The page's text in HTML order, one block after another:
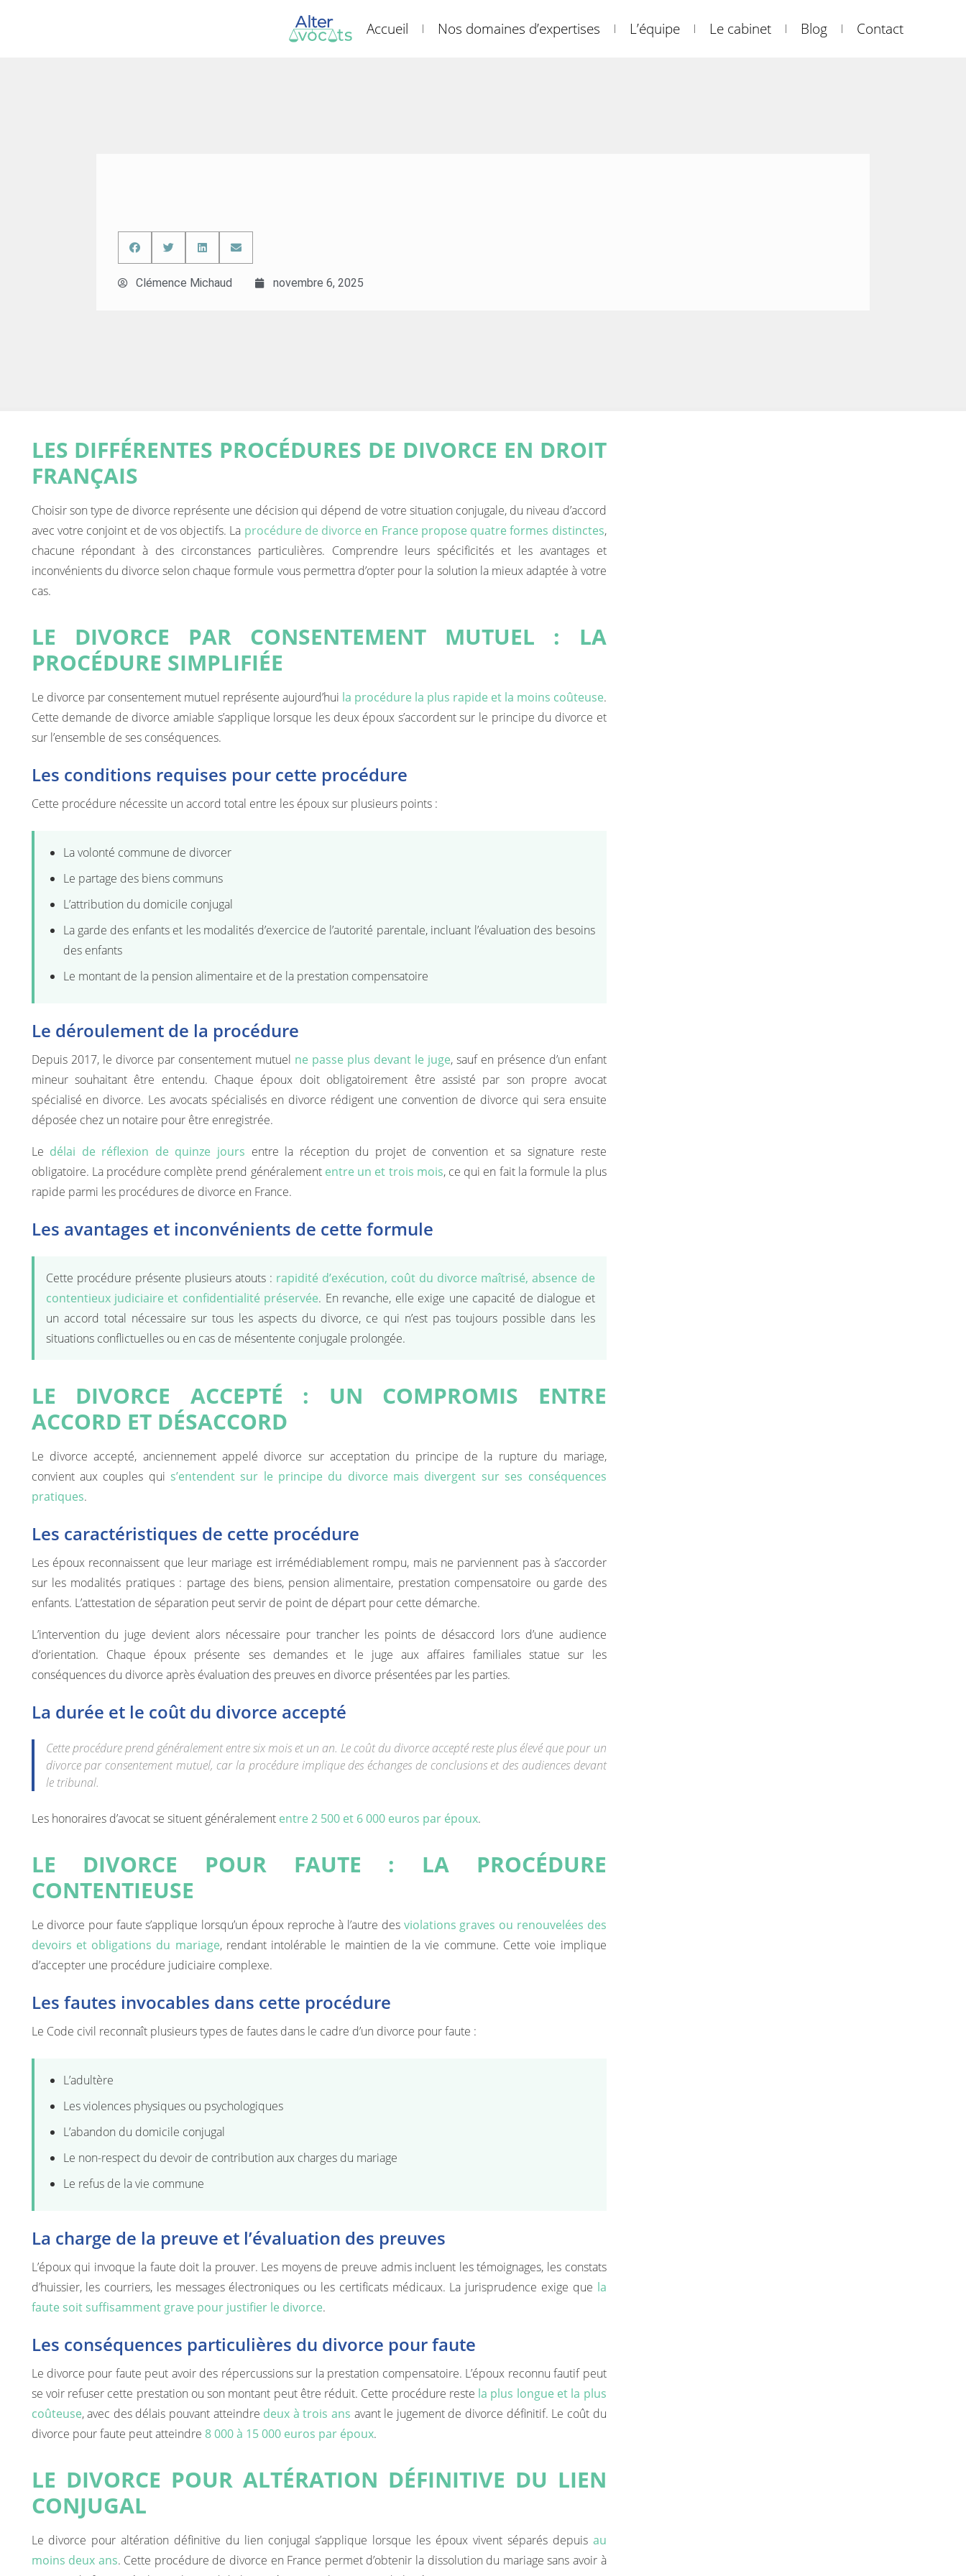
Accueil Nos domaines d’expertises L’équipe Le cabinet Blog Contact
Clémence Michaud novembre 6, 2025
LES DIFFÉRENTES PROCÉDURES DE DIVORCE EN DROIT
FRANÇAIS
Choisir son type de divorce représente une décision qui dépend de votre situation conjugale, du niveau d’accord
avec votre conjoint et de vos objectifs. La procédure de divorce en France propose quatre formes distinctes,
chacune répondant à des circonstances particulières. Comprendre leurs spécificités et les avantages et
inconvénients du divorce selon chaque formule vous permettra d’opter pour la solution la mieux adaptée à votre
cas.
LE DIVORCE PAR CONSENTEMENT MUTUEL : LA
PROCÉDURE SIMPLIFIÉE
Le divorce par consentement mutuel représente aujourd’hui la procédure la plus rapide et la moins coûteuse.
Cette demande de divorce amiable s’applique lorsque les deux époux s’accordent sur le principe du divorce et
sur l’ensemble de ses conséquences.
Les conditions requises pour cette procédure
Cette procédure nécessite un accord total entre les époux sur plusieurs points :
La volonté commune de divorcer
Le partage des biens communs
L’attribution du domicile conjugal
La garde des enfants et les modalités d’exercice de l’autorité parentale, incluant l’évaluation des besoins
des enfants
Le montant de la pension alimentaire et de la prestation compensatoire
Le déroulement de la procédure
Depuis 2017, le divorce par consentement mutuel ne passe plus devant le juge, sauf en présence d’un enfant
mineur souhaitant être entendu. Chaque époux doit obligatoirement être assisté par son propre avocat
spécialisé en divorce. Les avocats spécialisés en divorce rédigent une convention de divorce qui sera ensuite
déposée chez un notaire pour être enregistrée.
Le délai de réflexion de quinze jours entre la réception du projet de convention et sa signature reste
obligatoire. La procédure complète prend généralement entre un et trois mois, ce qui en fait la formule la plus
rapide parmi les procédures de divorce en France.
Les avantages et inconvénients de cette formule
Cette procédure présente plusieurs atouts : rapidité d’exécution, coût du divorce maîtrisé, absence de
contentieux judiciaire et confidentialité préservée. En revanche, elle exige une capacité de dialogue et
un accord total nécessaire sur tous les aspects du divorce, ce qui n’est pas toujours possible dans les
situations conflictuelles ou en cas de mésentente conjugale prolongée.
LE DIVORCE ACCEPTÉ : UN COMPROMIS ENTRE
ACCORD ET DÉSACCORD
Le divorce accepté, anciennement appelé divorce sur acceptation du principe de la rupture du mariage,
convient aux couples qui s’entendent sur le principe du divorce mais divergent sur ses conséquences
pratiques.
Les caractéristiques de cette procédure
Les époux reconnaissent que leur mariage est irrémédiablement rompu, mais ne parviennent pas à s’accorder
sur les modalités pratiques : partage des biens, pension alimentaire, prestation compensatoire ou garde des
enfants. L’attestation de séparation peut servir de point de départ pour cette démarche.
L’intervention du juge devient alors nécessaire pour trancher les points de désaccord lors d’une audience
d’orientation. Chaque époux présente ses demandes et le juge aux affaires familiales statue sur les
conséquences du divorce après évaluation des preuves en divorce présentées par les parties.
La durée et le coût du divorce accepté
Cette procédure prend généralement entre six mois et un an. Le coût du divorce accepté reste plus élevé que pour un
divorce par consentement mutuel, car la procédure implique des échanges de conclusions et des audiences devant
le tribunal.
Les honoraires d’avocat se situent généralement entre 2 500 et 6 000 euros par époux.
LE DIVORCE POUR FAUTE : LA PROCÉDURE
CONTENTIEUSE
Le divorce pour faute s’applique lorsqu’un époux reproche à l’autre des violations graves ou renouvelées des
devoirs et obligations du mariage, rendant intolérable le maintien de la vie commune. Cette voie implique
d’accepter une procédure judiciaire complexe.
Les fautes invocables dans cette procédure
Le Code civil reconnaît plusieurs types de fautes dans le cadre d’un divorce pour faute :
L’adultère
Les violences physiques ou psychologiques
L’abandon du domicile conjugal
Le non-respect du devoir de contribution aux charges du mariage
Le refus de la vie commune
La charge de la preuve et l’évaluation des preuves
L’époux qui invoque la faute doit la prouver. Les moyens de preuve admis incluent les témoignages, les constats
d’huissier, les courriers, les messages électroniques ou les certificats médicaux. La jurisprudence exige que la
faute soit suffisamment grave pour justifier le divorce.
Les conséquences particulières du divorce pour faute
Le divorce pour faute peut avoir des répercussions sur la prestation compensatoire. L’époux reconnu fautif peut
se voir refuser cette prestation ou son montant peut être réduit. Cette procédure reste la plus longue et la plus
coûteuse, avec des délais pouvant atteindre deux à trois ans avant le jugement de divorce définitif. Le coût du
divorce pour faute peut atteindre 8 000 à 15 000 euros par époux.
LE DIVORCE POUR ALTÉRATION DÉFINITIVE DU LIEN
CONJUGAL
Le divorce pour altération définitive du lien conjugal s’applique lorsque les époux vivent séparés depuis au
moins deux ans. Cette procédure de divorce en France permet d’obtenir la dissolution du mariage sans avoir à